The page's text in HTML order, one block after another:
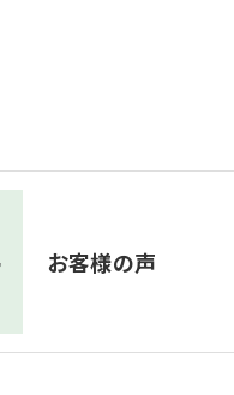
お客様の声